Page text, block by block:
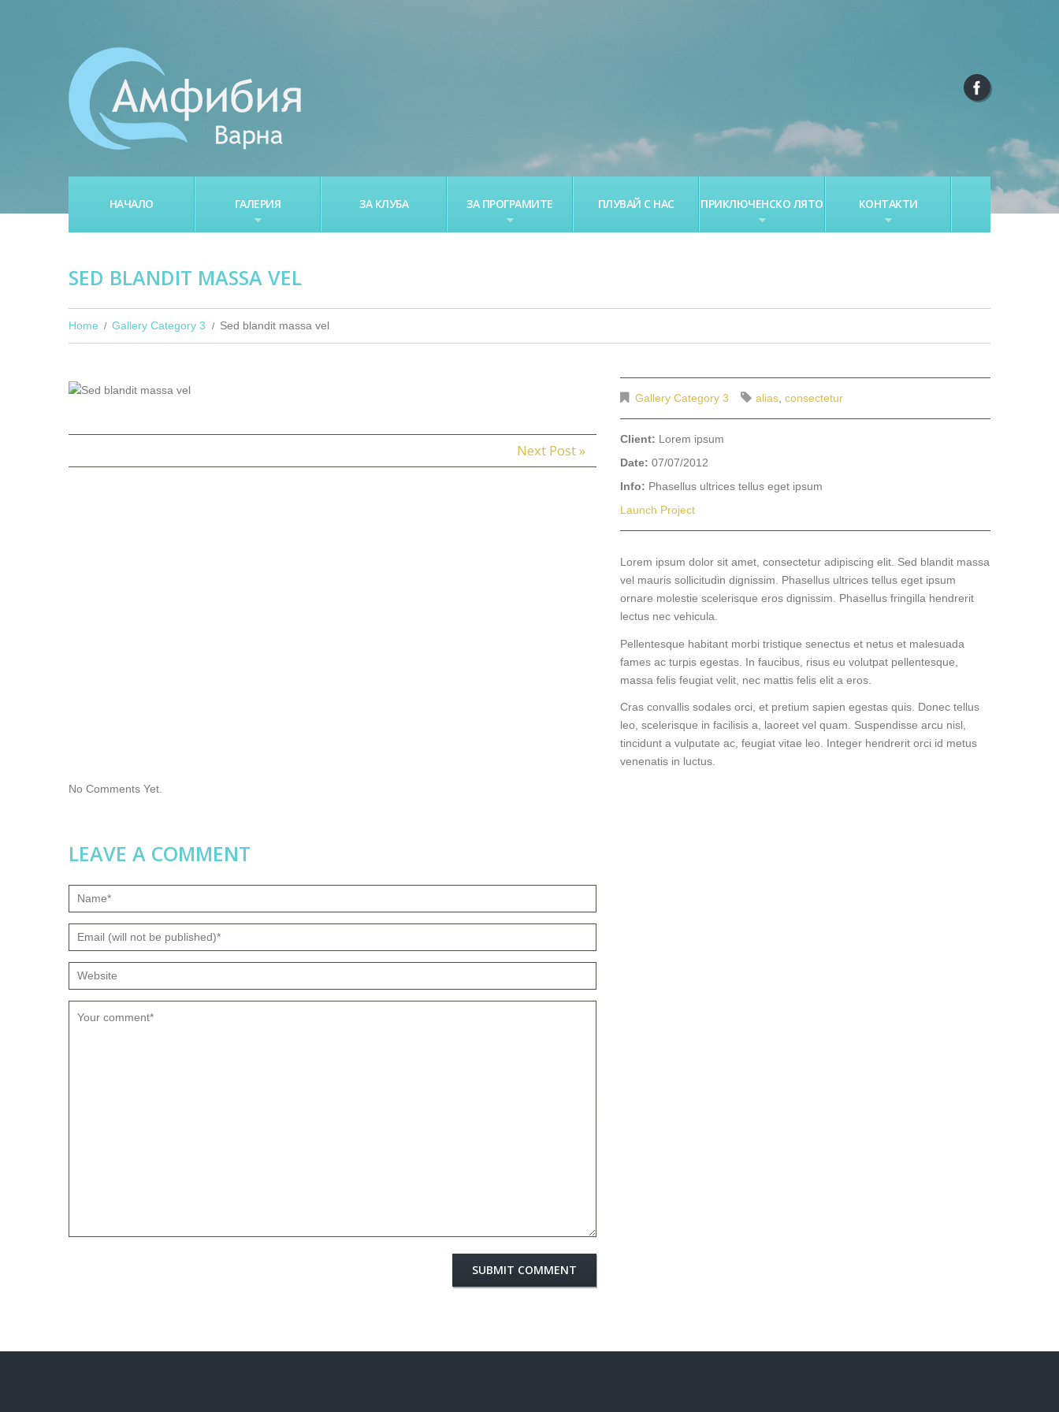
НАЧАЛО ГАЛЕРИЯ ЗА КЛУБА ЗА ПРОГРАМИТЕ ПЛУВАЙ С НАС ПРИКЛЮЧЕНСКО ЛЯТО КОНТАКТИ
SED BLANDIT MASSA VEL
Home Gallery Category 3 Sed blandit massa vel
Next Post »
Gallery Category 3 alias, consectetur
Client: Lorem ipsum
Date: 07/07/2012
Info: Phasellus ultrices tellus eget ipsum
Launch Project
Lorem ipsum dolor sit amet, consectetur adipiscing elit. Sed blandit massa
vel mauris sollicitudin dignissim. Phasellus ultrices tellus eget ipsum
ornare molestie scelerisque eros dignissim. Phasellus fringilla hendrerit
lectus nec vehicula.
Pellentesque habitant morbi tristique senectus et netus et malesuada
fames ac turpis egestas. In faucibus, risus eu volutpat pellentesque,
massa felis feugiat velit, nec mattis felis elit a eros.
Cras convallis sodales orci, et pretium sapien egestas quis. Donec tellus
leo, scelerisque in facilisis a, laoreet vel quam. Suspendisse arcu nisl,
tincidunt a vulputate ac, feugiat vitae leo. Integer hendrerit orci id metus
venenatis in luctus.
No Comments Yet.
LEAVE A COMMENT